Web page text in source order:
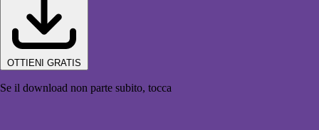
OTTIENI GRATIS
Se il download non parte subito, tocca